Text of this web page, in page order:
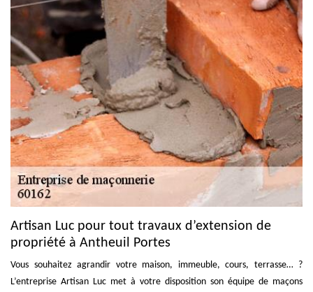
Artisan Luc pour tout travaux d’extension de
propriété à Antheuil Portes
Vous souhaitez agrandir votre maison, immeuble, cours, terrasse… ?
L’entreprise Artisan Luc met à votre disposition son équipe de maçons